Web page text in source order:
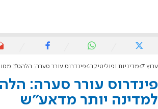
ערוץ 7 מדיניות ופוליטיקה פינדרוס עורר סערה: הלהט"ב מסוכן
פינדרוס עורר סערה:
למדינה יותר מדאע"ש